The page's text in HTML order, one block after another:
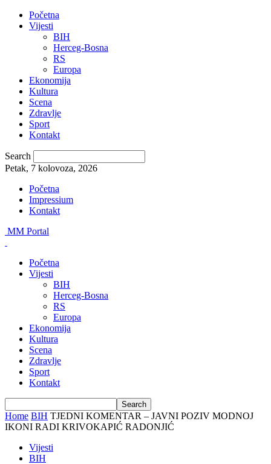
Početna
Vijesti
BIH
Herceg-Bosna
RS
Europa
Ekonomija
Kultura
Scena
Zdravlje
Sport
Kontakt
Search
Petak, 7 kolovoza, 2026
Početna
Impressium
Kontakt
MM Portal
Početna
Vijesti
BIH
Herceg-Bosna
RS
Europa
Ekonomija
Kultura
Scena
Zdravlje
Sport
Kontakt
Home BIH TJEDNI KOMENTAR – JAVNI POZIV MODNOJ
IKONI RADI KRIVOKAPIĆ RADONJIĆ
Vijesti
BIH